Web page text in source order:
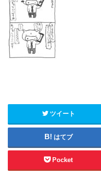
ツイート
はてブ
Pocket